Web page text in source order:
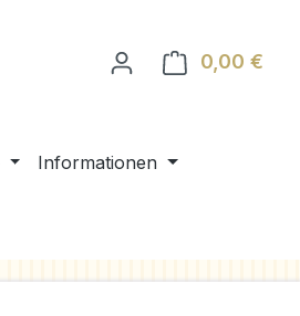
0,00 €
Informationen